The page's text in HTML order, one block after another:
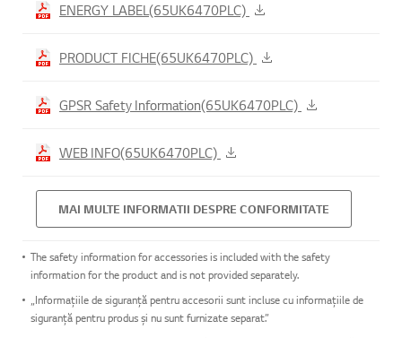
ENERGY LABEL(65UK6470PLC)
PRODUCT FICHE(65UK6470PLC)
GPSR Safety Information(65UK6470PLC)
WEB INFO(65UK6470PLC)
MAI MULTE INFORMATII DESPRE CONFORMITATE
The safety information for accessories is included with the safety
information for the product and is not provided separately.
„Informațiile de siguranță pentru accesorii sunt incluse cu informațiile de
siguranță pentru produs și nu sunt furnizate separat.”